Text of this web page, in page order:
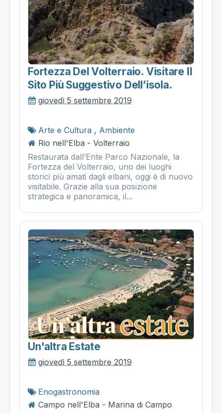
Fortezza Del Volterraio. Visitare Il
Sito Più Suggestivo Dell’isola.
giovedì 5 settembre 2019
Arte e Cultura , Ambiente
Rio nell'Elba - Volterraio
Restaurata dall’Ente Parco Nazionale, la
Fortezza del Volterraio, uno dei luoghi
storici più amati dagli elbani, oggi è di nuovo
visitabile. Grazie alla sua posizione
strategica e panoramica, il...
Un'altra Estate
giovedì 5 settembre 2019
Enogastronomia
Campo nell'Elba - Marina di Campo